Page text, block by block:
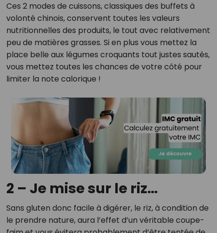
Ces 2 modes de cuissons, classiques des buffets à
volonté chinois, conservent toutes les valeurs
nutritionnelles des produits, le tout avec relativement
peu de matières grasses. Si en plus vous mettez la
place belle aux légumes croquants tout justes sautés,
vous mettez toutes les chances de votre côté pour
limiter la note calorique !
2 – Je mise sur le riz…
Sans gluten donc facile à digérer, le riz, à condition de
le prendre nature, aura l’effet d’un véritable coupe-